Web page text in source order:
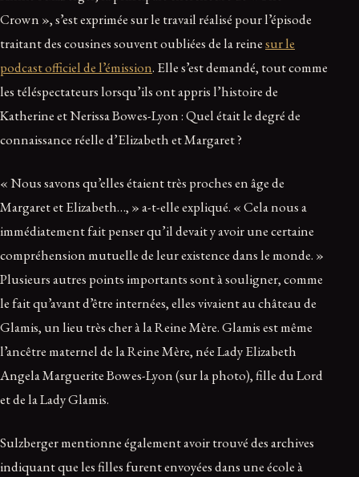
Crown », s’est exprimée sur le travail réalisé pour l’épisode
traitant des cousines souvent oubliées de la reinesur le
podcast officiel de l’émission. Elle s’est demandé, tout comme
les téléspectateurs lorsqu’ils ont appris l’histoire de
Katherine et Nerissa Bowes-Lyon : Quel était le degré de
connaissance réelle d’Elizabeth et Margaret ?
« Nous savons qu’elles étaient très proches en âge de
Margaret et Elizabeth…, » a-t-elle expliqué. « Cela nous a
immédiatement fait penser qu’il devait y avoir une certaine
compréhension mutuelle de leur existence dans le monde. »
Plusieurs autres points importants sont à souligner, comme
le fait qu’avant d’être internées, elles vivaient au château de
Glamis, un lieu très cher à la Reine Mère. Glamis est même
l’ancêtre maternel de la Reine Mère, née Lady Elizabeth
Angela Marguerite Bowes-Lyon (sur la photo), fille du Lord
et de la Lady Glamis.
Sulzberger mentionne également avoir trouvé des archives
indiquant que les filles furent envoyées dans une école à